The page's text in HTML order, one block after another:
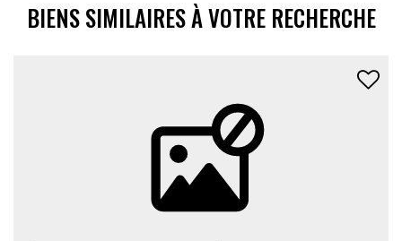
BIENS SIMILAIRES À VOTRE RECHERCHE